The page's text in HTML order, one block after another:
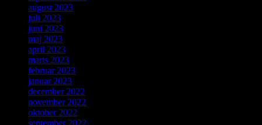
august 2023
juli 2023
juni 2023
maj 2023
april 2023
marts 2023
februar 2023
januar 2023
december 2022
november 2022
oktober 2022
september 2022